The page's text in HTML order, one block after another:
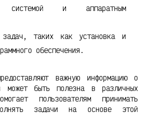
системой и аппаратным
задач, таких как установка и
обеспечения.
важную информацию о
может быть полезна в различных
пользователям принимать
задачи на основе этой